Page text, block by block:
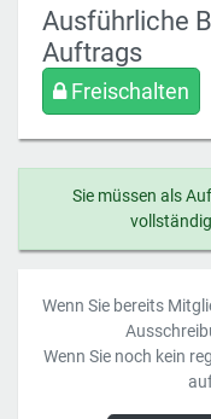
Ausführliche
Auftrags
Freischalten
Sie müssen als
Wenn Sie bereits
Wenn Sie noch kein